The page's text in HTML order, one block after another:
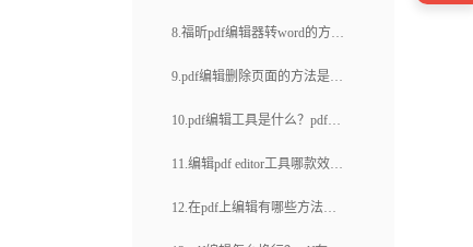
福昕pdf下载(38)
pdf加密？
8.福昕pdf编辑器转word的方法
是什么？怎样调整pdf字体大
9.pdf编辑删除页面的方法是什
么？pdf文件怎么添加页面？
10.pdf编辑工具是什么？pdf编
辑工具哪个好？
11.编辑pdf editor工具哪款效率
高？如何对pdf进行合并和重新
12.在pdf上编辑有哪些方法？
pdf怎么压缩